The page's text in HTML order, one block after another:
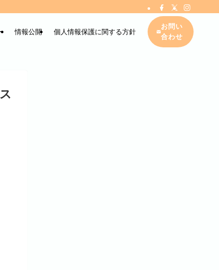
情報公開 個人情報保護に関する方針
お問い
合わせ